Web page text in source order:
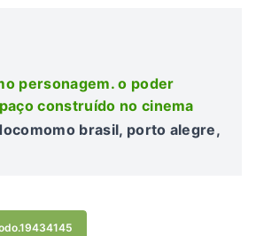
personagem. o poder
construído no cinema
brasil, porto alegre,